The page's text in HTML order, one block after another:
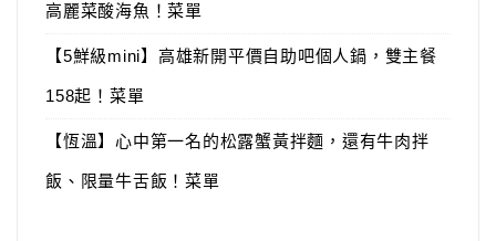
高麗菜酸海魚！菜單
【5鮮級mini】高雄新開平價自助吧個人鍋，雙主餐
158起！菜單
【恆溫】心中第一名的松露蟹黃拌麵，還有牛肉拌
飯、限量牛舌飯！菜單